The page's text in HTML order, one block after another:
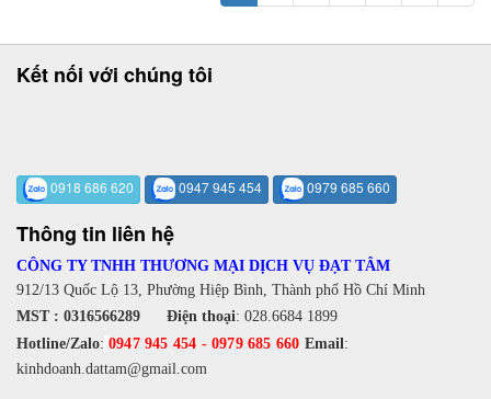
Kết nối với chúng tôi
0918 686 620 0947 945 454 0979 685 660
Thông tin liên hệ
CÔNG TY TNHH THƯƠNG MẠI DỊCH VỤ ĐẠT TÂM
912/13 Quốc Lộ 13, Phường Hiệp Bình, Thành phố Hồ Chí Minh
MST : 0316566289 Điện thoại: 028.6684 1899
Hotline/Zalo: 0947 945 454 -0979 685 660 Email:
kinhdoanh.dattam@gmail.com